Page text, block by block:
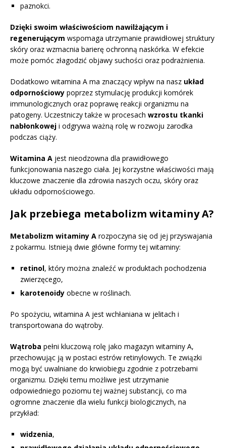
paznokci.
Dzięki swoim właściwościom nawilżającym i
regenerującym wspomaga utrzymanie prawidłowej struktury
skóry oraz wzmacnia barierę ochronną naskórka. W efekcie
może pomóc złagodzić objawy suchości oraz podrażnienia.
Dodatkowo witamina A ma znaczący wpływ na nasz układ
odpornościowy poprzez stymulację produkcji komórek
immunologicznych oraz poprawę reakcji organizmu na
patogeny. Uczestniczy także w procesach wzrostu tkanki
nabłonkowej i odgrywa ważną rolę w rozwoju zarodka
podczas ciąży.
Witamina A jest nieodzowna dla prawidłowego
funkcjonowania naszego ciała. Jej korzystne właściwości mają
kluczowe znaczenie dla zdrowia naszych oczu, skóry oraz
układu odpornościowego.
Jak przebiega metabolizm witaminy A?
Metabolizm witaminy A rozpoczyna się od jej przyswajania
z pokarmu. Istnieją dwie główne formy tej witaminy:
retinol, który można znaleźć w produktach pochodzenia
zwierzęcego,
karotenoidy obecne w roślinach.
Po spożyciu, witamina A jest wchłaniana w jelitach i
transportowana do wątroby.
Wątroba pełni kluczową rolę jako magazyn witaminy A,
przechowując ją w postaci estrów retinylowych. Te związki
mogą być uwalniane do krwiobiegu zgodnie z potrzebami
organizmu. Dzięki temu możliwe jest utrzymanie
odpowiedniego poziomu tej ważnej substancji, co ma
ogromne znaczenie dla wielu funkcji biologicznych, na
przykład:
widzenia,